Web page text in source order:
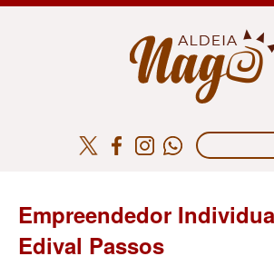
Empreendedor
Edival Passos